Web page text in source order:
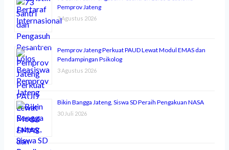
Pemprov Jateng
3 Agustus 2026
Pemprov Jateng Perkuat PAUD Lewat Modul EMAS dan
Pendampingan Psikolog
3 Agustus 2026
Bikin Bangga Jateng, Siswa SD Peraih Pengakuan NASA
30 Juli 2026